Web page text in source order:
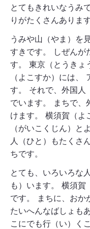
とてもきれいなうみ
りがたくさんありま
うみや山（やま）を
すきです。 しぜんが
す。 東京（とうきょ
（よこすか）には、
す。 それで、外国人
でいます。 まちで、
けます。 横須賀（よ
（がいこくじん）と
人（ひと）もたくさ
ちです。
とても、いろいろな
も）います。 横須賀
です。 まちに、おか
たいへんなばしょも
こにでも行（い）く